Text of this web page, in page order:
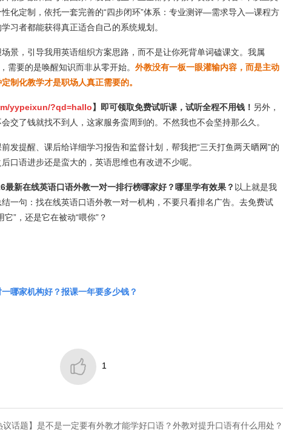
化定制，依托一套完善的“四步闭环”体系：专业测评—需求导入—课程方
习者都能获得真正适合自己的系统规划。
景，引导我用英语组织方案思路，而不是让你死背单词磕课文。我属
需要的是唤醒知识而非从零开始。 外教没有一板一眼灌输内容，而是主动
制化教学才是职场人真正需要的。
yypeixun/?qd=hallo】即可领取免费试听课，试听全程不用钱！ 另外，
交了钱就找不到人，这家服务蛮周到的。不然我也不会坚持那么久。
发提醒、课后给详细学习报告和监督计划，帮我把“三天打鱼两天晒网”的
口语进步还是蛮大的，英语思维也有改进不少呢。
最新在线英语口语外教一对一排行榜哪家好？哪里学有效果？ 以上就是我
一句：找在线英语口语外教一对一机构，不要只看排名广告。去免费试
”，还是它在被动“喂你”？
哪家机构好？报课一年要多少钱？
 1
议话题】是不是一定要有外教才能学好口语？外教对提升口语有什么用处？